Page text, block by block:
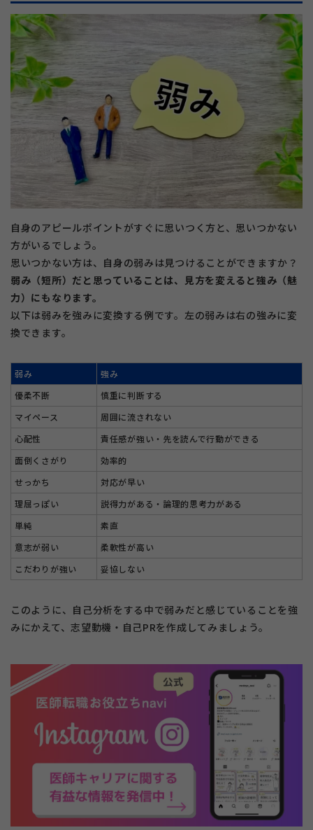
自身のアピールポイントがすぐに思いつく方と、思いつかない
方がいるでしょう。
思いつかない方は、自身の弱みは見つけることができますか？
弱み（短所）だと思っていることは、見方を変えると強み（魅
力）にもなります。
以下は弱みを強みに変換する例です。左の弱みは右の強みに変
換できます。
弱み
強み
優柔不断
慎重に判断する
マイペース
周囲に流されない
心配性
責任感が強い・先を読んで行動ができる
面倒くさがり
効率的
せっかち
対応が早い
理屈っぽい
説得力がある・論理的思考力がある
単純
素直
意志が弱い
柔軟性が高い
こだわりが強い
妥協しない
このように、自己分析をする中で弱みだと感じていることを強
みにかえて、志望動機・自己PRを作成してみましょう。